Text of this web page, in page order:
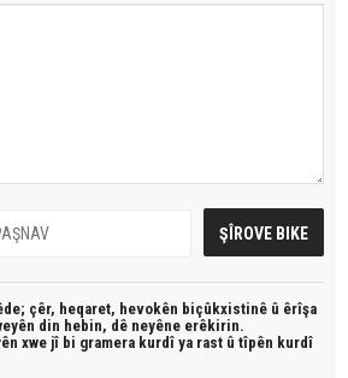
çêr, heqaret, hevokên biçûkxistinê û êrîşa
din hebin, dê neyêne erêkirin.
xwe jî bi gramera kurdî ya rast û tîpên kurdî